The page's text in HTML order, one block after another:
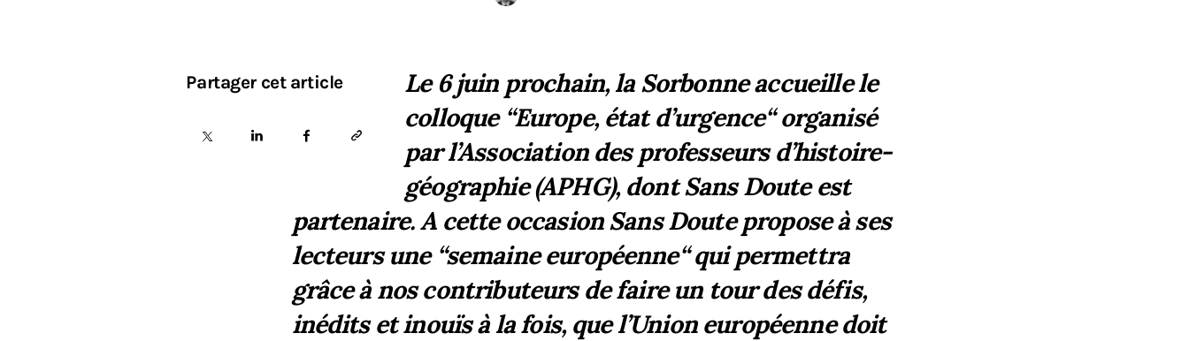
Partager cet article
Le 6 juin prochain, la Sorbonne accueille le
colloque “Europe, état d’urgence“ organisé
par l’Association des professeurs d’histoire-
géographie (APHG), dont Sans Doute est
partenaire. A cette occasion Sans Doute propose à ses
lecteurs une “semaine européenne“ qui permettra
grâce à nos contributeurs de faire un tour des défis,
inédits et inouïs à la fois, que l’Union européenne doit